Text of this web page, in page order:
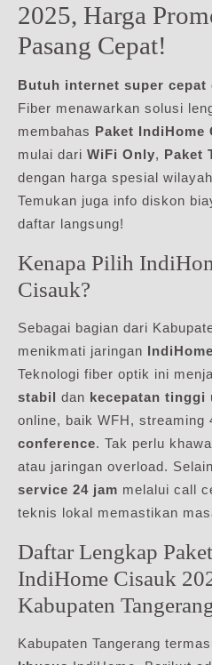
2025, Harga
Pasang Cepat!
Butuh internet super cepat
Fiber menawarkan solusi
membahas Paket IndiHome
mulai dari WiFi Only, Paket
dengan harga spesial
Temukan juga info diskon
daftar langsung!
Kenapa Pilih
Cisauk?
Sebagai bagian dari
menikmati jaringan
Teknologi fiber optik ini
stabil dan kecepatan tinggi
online, baik WFH, streaming
conference. Tak perlu
atau jaringan overload.
service 24 jam melalui call
teknis lokal memastikan
Daftar Lengkap
IndiHome Cisauk
Kabupaten
Kabupaten Tangerang